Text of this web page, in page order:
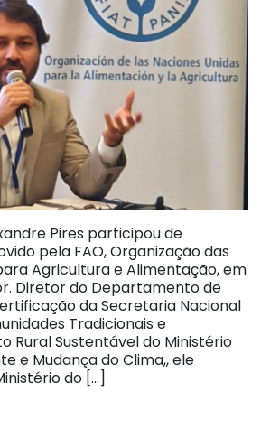
Pires participou de
pela FAO, Organização das
Agricultura e Alimentação, em
Diretor do Departamento de
da Secretaria Nacional
Tradicionais e
Rural Sustentável do Ministério
e Mudança do Clima,, ele
do […]